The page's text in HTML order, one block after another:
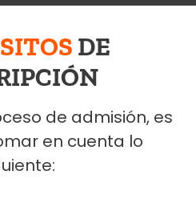
DE
de admisión, es
en cuenta lo